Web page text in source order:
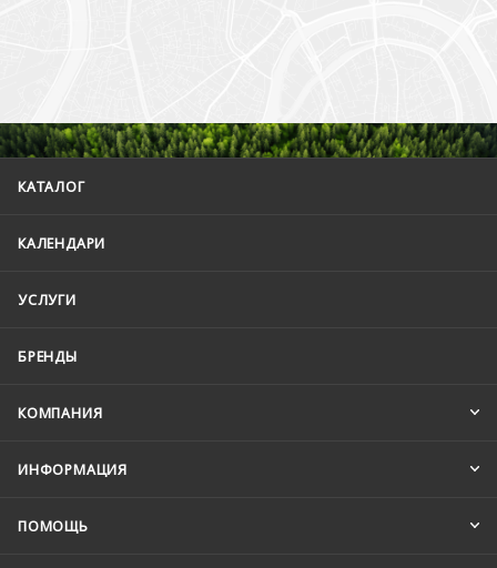
КАТАЛОГ
КАЛЕНДАРИ
УСЛУГИ
БРЕНДЫ
КОМПАНИЯ
ИНФОРМАЦИЯ
ПОМОЩЬ